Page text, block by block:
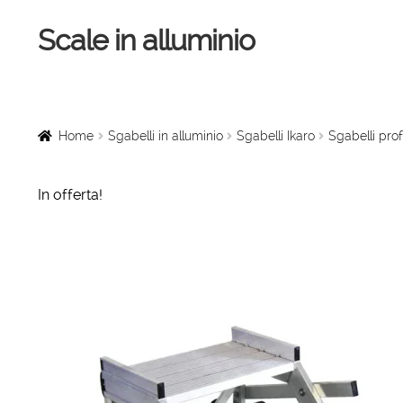
Vai
alla
Vai
al
Scale in alluminio
Scale a chiocciola
Sollevatori
Home Sgabelli in alluminio Sgabelli Ikaro Sgabelli
In offerta!